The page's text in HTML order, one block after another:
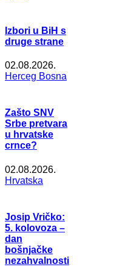
Izbori u BiH s
druge strane
02.08.2026.
Herceg Bosna
Zašto SNV
Srbe pretvara
u hrvatske
crnce?
02.08.2026.
Hrvatska
Josip Vričko:
5. kolovoza –
dan
bošnjačke
nezahvalnosti